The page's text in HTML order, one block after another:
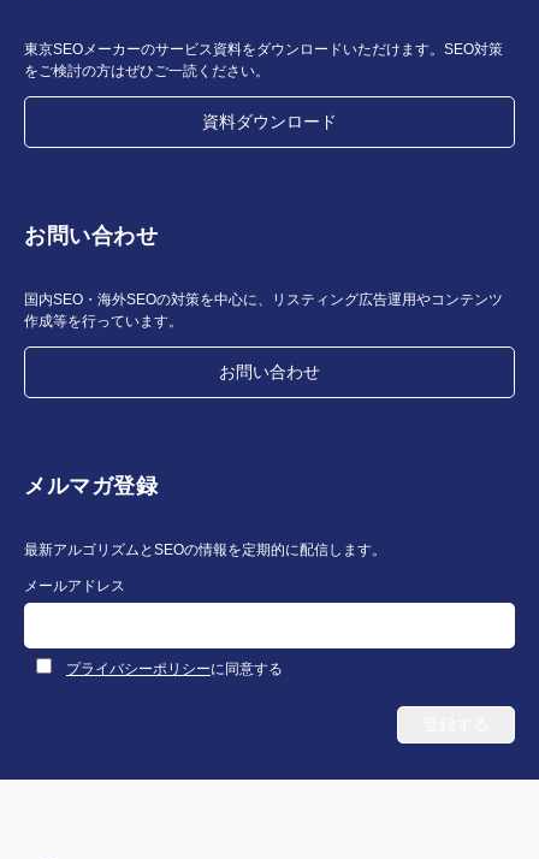
東京SEOメーカーのサービス資料をダウンロードいただけます。SEO対策
をご検討の方はぜひご一読ください。
資料ダウンロード
お問い合わせ
国内SEO・海外SEOの対策を中心に、リスティング広告運用やコンテンツ
作成等を行っています。
お問い合わせ
メルマガ登録
最新アルゴリズムとSEOの情報を定期的に配信します。
メールアドレス
プライバシーポリシーに同意する